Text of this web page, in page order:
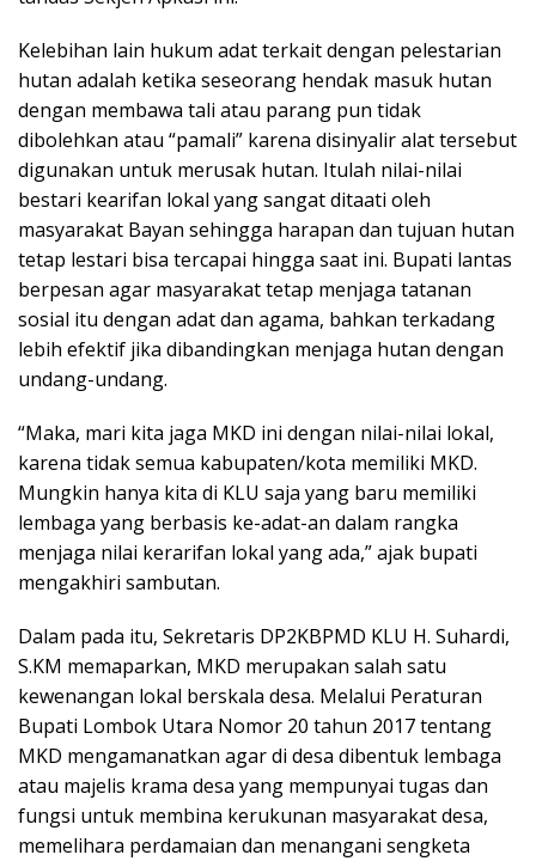
Kelebihan lain hukum adat terkait dengan pelestarian
hutan adalah ketika seseorang hendak masuk hutan
dengan membawa tali atau parang pun tidak
dibolehkan atau “pamali” karena disinyalir alat tersebut
digunakan untuk merusak hutan. Itulah nilai-nilai
bestari kearifan lokal yang sangat ditaati oleh
masyarakat Bayan sehingga harapan dan tujuan hutan
tetap lestari bisa tercapai hingga saat ini. Bupati lantas
berpesan agar masyarakat tetap menjaga tatanan
sosial itu dengan adat dan agama, bahkan terkadang
lebih efektif jika dibandingkan menjaga hutan dengan
undang-undang.
“Maka, mari kita jaga MKD ini dengan nilai-nilai lokal,
karena tidak semua kabupaten/kota memiliki MKD.
Mungkin hanya kita di KLU saja yang baru memiliki
lembaga yang berbasis ke-adat-an dalam rangka
menjaga nilai kerarifan lokal yang ada,” ajak bupati
mengakhiri sambutan.
Dalam pada itu, Sekretaris DP2KBPMD KLU H. Suhardi,
S.KM memaparkan, MKD merupakan salah satu
kewenangan lokal berskala desa. Melalui Peraturan
Bupati Lombok Utara Nomor 20 tahun 2017 tentang
MKD mengamanatkan agar di desa dibentuk lembaga
atau majelis krama desa yang mempunyai tugas dan
fungsi untuk membina kerukunan masyarakat desa,
memelihara perdamaian dan menangani sengketa